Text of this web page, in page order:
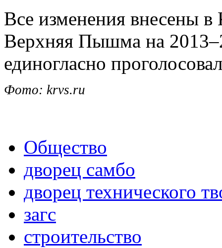
Все изменения внесены
Верхняя Пышма на
единогласно
Фото: krvs.ru
Общество
дворец самбо
дворец технического
загс
строительство